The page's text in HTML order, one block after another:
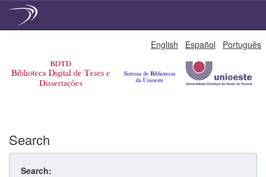
English Español Português
Search
Search: